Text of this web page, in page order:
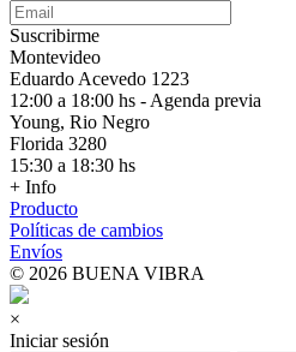
Suscribirme
Montevideo
Eduardo Acevedo 1223
12:00 a 18:00 hs - Agenda previa
Young, Rio Negro
Florida 3280
15:30 a 18:30 hs
+ Info
Producto
Políticas de cambios
Envíos
© 2026 BUENA VIBRA
×
Iniciar sesión